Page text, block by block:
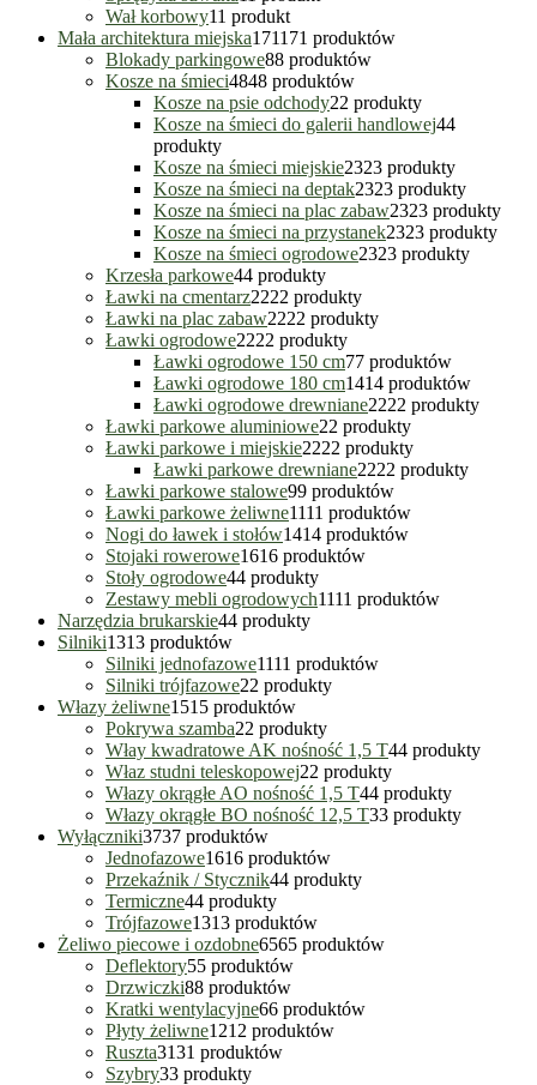
Wał korbowy11 produkt
Mała architektura miejska171171 produktów
Blokady parkingowe88 produktów
Kosze na śmieci4848 produktów
Kosze na psie odchody22 produkty
Kosze na śmieci do galerii handlowej44
produkty
Kosze na śmieci miejskie2323 produkty
Kosze na śmieci na deptak2323 produkty
Kosze na śmieci na plac zabaw2323 produkty
Kosze na śmieci na przystanek2323 produkty
Kosze na śmieci ogrodowe2323 produkty
Krzesła parkowe44 produkty
Ławki na cmentarz2222 produkty
Ławki na plac zabaw2222 produkty
Ławki ogrodowe2222 produkty
Ławki ogrodowe 150 cm77 produktów
Ławki ogrodowe 180 cm1414 produktów
Ławki ogrodowe drewniane2222 produkty
Ławki parkowe aluminiowe22 produkty
Ławki parkowe i miejskie2222 produkty
Ławki parkowe drewniane2222 produkty
Ławki parkowe stalowe99 produktów
Ławki parkowe żeliwne1111 produktów
Nogi do ławek i stołów1414 produktów
Stojaki rowerowe1616 produktów
Stoły ogrodowe44 produkty
Zestawy mebli ogrodowych1111 produktów
Narzędzia brukarskie44 produkty
Silniki1313 produktów
Silniki jednofazowe1111 produktów
Silniki trójfazowe22 produkty
Włazy żeliwne1515 produktów
Pokrywa szamba22 produkty
Włay kwadratowe AK nośność 1,5 T44 produkty
Właz studni teleskopowej22 produkty
Włazy okrągłe AO nośność 1,5 T44 produkty
Włazy okrągłe BO nośność 12,5 T33 produkty
Wyłączniki3737 produktów
Jednofazowe1616 produktów
Przekaźnik / Stycznik44 produkty
Termiczne44 produkty
Trójfazowe1313 produktów
Żeliwo piecowe i ozdobne6565 produktów
Deflektory55 produktów
Drzwiczki88 produktów
Kratki wentylacyjne66 produktów
Płyty żeliwne1212 produktów
Ruszta3131 produktów
Szybry33 produkty